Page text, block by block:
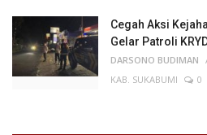
Perempuan/AnakCegah Aksi
Gelar Patroli
DARSONO BUDIMAN
KAB. SUKABUMI
0